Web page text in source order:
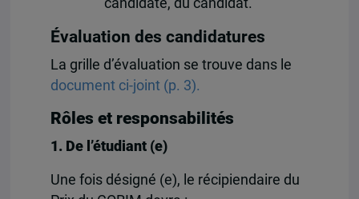
candidate, du candidat.
Évaluation des candidatures
La grille d’évaluation se trouve dans le
document ci-joint (p. 3).
Rôles et responsabilités
1. De l’étudiant (e)
Une fois désigné (e), le récipiendaire du